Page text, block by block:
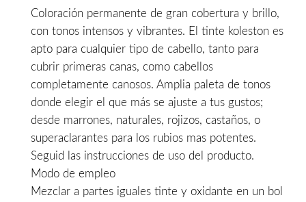
era:
13,90€.
es:
11,50€.
Coloración permanente de gran cobertura y brillo,
con tonos intensos y vibrantes. El tinte koleston es
apto para cualquier tipo de cabello, tanto para
cubrir primeras canas, como cabellos
completamente canosos. Amplia paleta de tonos
donde elegir el que más se ajuste a tus gustos;
desde marrones, naturales, rojizos, castaños, o
superaclarantes para los rubios mas potentes.
Seguid las instrucciones de uso del producto.
Modo de empleo
Mezclar a partes iguales tinte y oxidante en un bol